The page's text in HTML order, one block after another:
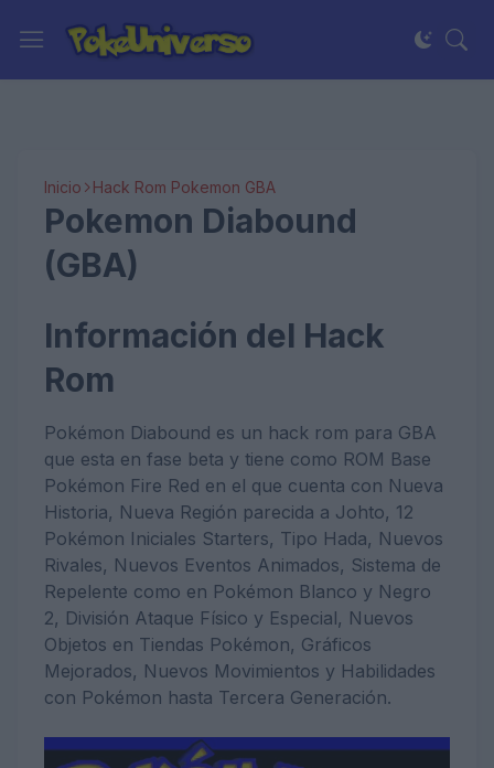
Inicio Hack Rom Pokemon GBA
Pokemon Diabound
(GBA)
Información del Hack
Rom
Pokémon Diabound es un hack rom para GBA
que esta en fase beta y tiene como ROM Base
Pokémon Fire Red en el que cuenta con Nueva
Historia, Nueva Región parecida a Johto, 12
Pokémon Iniciales Starters, Tipo Hada, Nuevos
Rivales, Nuevos Eventos Animados, Sistema de
Repelente como en Pokémon Blanco y Negro
2, División Ataque Físico y Especial, Nuevos
Objetos en Tiendas Pokémon, Gráficos
Mejorados, Nuevos Movimientos y Habilidades
con Pokémon hasta Tercera Generación.